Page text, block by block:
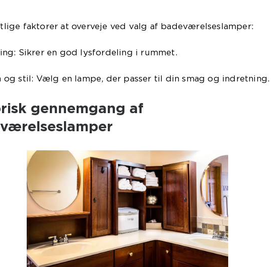
faktorer at overveje ved valg af badeværelseslamper:
Sikrer en god lysfordeling i rummet.
og stil: Vælg en lampe, der passer til din smag og indretning.
gennemgang af